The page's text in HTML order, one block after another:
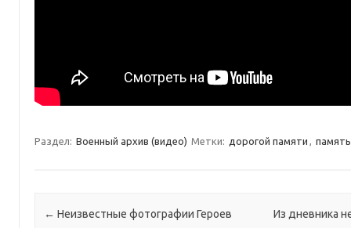
Раздел: Военный архив (видео) Метки: дорогой памяти ,
Навигация по записям
← Неизвестные фотографии Героев
Из дневника